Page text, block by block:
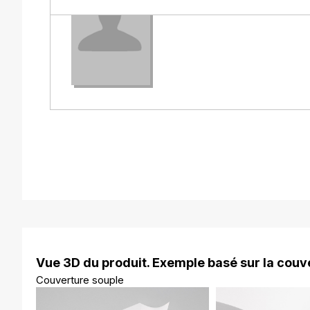
Vue 3D du produit. Exemple basé sur la
Couverture souple